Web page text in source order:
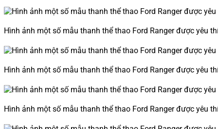
Hình ảnh một số mẫu thanh thể thao Ford Ranger được yêu
Hình ảnh một số mẫu thanh thể thao Ford Ranger được yêu
Hình ảnh một số mẫu thanh thể thao Ford Ranger được yêu